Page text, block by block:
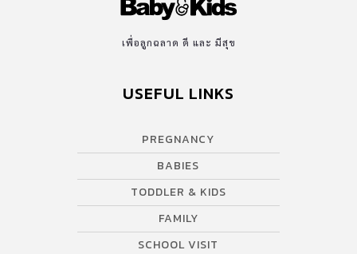
เพื่อลูกฉลาด ดี และ มีสุข
USEFUL LINKS
PREGNANCY
BABIES
TODDLER & KIDS
FAMILY
SCHOOL VISIT